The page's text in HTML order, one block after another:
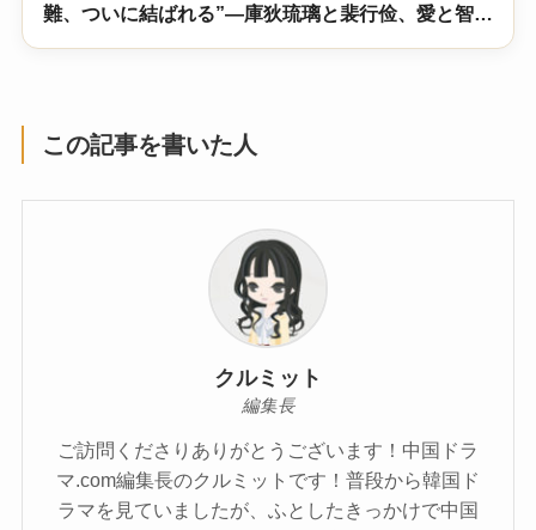
難、ついに結ばれる”―庫狄琉璃と裴行俭、愛と智恵
この記事を書いた人
クルミット
編集長
ご訪問くださりありがとうございます！中国ドラ
マ.com編集長のクルミットです！普段から韓国ド
ラマを見ていましたが、ふとしたきっかけで中国